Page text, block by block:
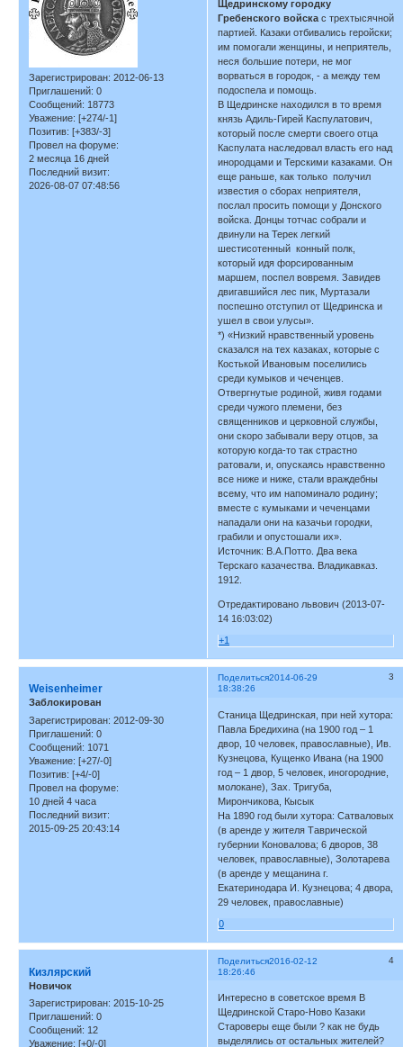
Зарегистрирован: 2012-06-13
Приглашений: 0
Сообщений: 18773
Уважение: [+274/-1]
Позитив: [+383/-3]
Провел на форуме:
2 месяца 16 дней
Последний визит:
2026-08-07 07:48:56
Щедринскому городку
Гребенского войска с трехтысячной
партией. Казаки отбивались геройски;
им помогали женщины, и неприятель,
неся большие потери, не мог
ворваться в городок, - а между тем
подоспела и помощь.
В Щедринске находился в то время
князь Адиль-Гирей Каспулатович,
который после смерти своего отца
Каспулата наследовал власть его над
инородцами и Терскими казаками. Он
еще раньше, как только получил
известия о сборах неприятеля,
послал просить помощи у Донского
войска. Донцы тотчас собрали и
двинули на Терек легкий
шестисотенный конный полк,
который идя форсированным
маршем, поспел вовремя. Завидев
двигавшийся лес пик, Муртазали
поспешно отступил от Щедринска и
ушел в свои улусы».
*) «Низкий нравственный уровень
сказался на тех казаках, которые с
Костькой Ивановым поселились
среди кумыков и чеченцев.
Отвергнутые родиной, живя годами
среди чужого племени, без
священников и церковной службы,
они скоро забывали веру отцов, за
которую когда-то так страстно
ратовали, и, опускаясь нравственно
все ниже и ниже, стали враждебны
всему, что им напоминало родину;
вместе с кумыками и чеченцами
нападали они на казачьи городки,
грабили и опустошали их».
Источник: В.А.Потто. Два века
Терскаго казачества. Владикавказ.
1912.
Отредактировано львович (2013-07-
14 16:03:02)
+1
Поделиться 3
2014-06-29
18:38:26
Weisenheimer
Заблокирован
Зарегистрирован: 2012-09-30
Приглашений: 0
Сообщений: 1071
Уважение: [+27/-0]
Позитив: [+4/-0]
Провел на форуме:
10 дней 4 часа
Последний визит:
2015-09-25 20:43:14
Станица Щедринская, при ней хутора:
Павла Бредихина (на 1900 год – 1
двор, 10 человек, православные), Ив.
Кузнецова, Кущенко Ивана (на 1900
год – 1 двор, 5 человек, иногородние,
молокане), Зах. Тригуба,
Мирончикова, Кысык
На 1890 год были хутора: Сатваловых
(в аренде у жителя Таврической
губернии Коновалова; 6 дворов, 38
человек, православные), Золотарева
(в аренде у мещанина г.
Екатеринодара И. Кузнецова; 4 двора,
29 человек, православные)
0
Поделиться 4
2016-02-12
18:26:46
Кизлярский
Новичок
Зарегистрирован: 2015-10-25
Приглашений: 0
Сообщений: 12
Уважение: [+0/-0]
Интересно в советское время В
Щедринской Старо-Ново Казаки
Староверы еще были ? как не будь
выделялись от остальных жителей?